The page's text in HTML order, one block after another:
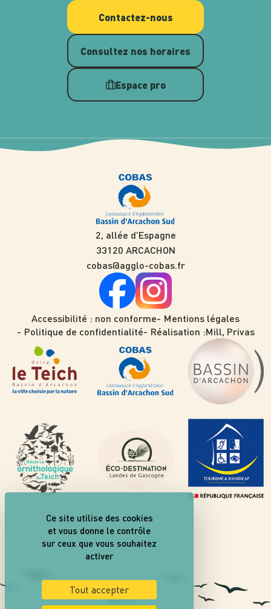
Contactez-nous
Consultez nos horaires
Espace pro
2, allée d’Espagne
33120 ARCACHON
cobas@agglo-cobas.fr
Accessibilité : non conforme
Mentions légales
Politique de confidentialité
Réalisation :Mill, Privas
Ce site utilise des cookies
et vous donne le contrôle
sur ceux que vous souhaitez
activer
Tout accepter